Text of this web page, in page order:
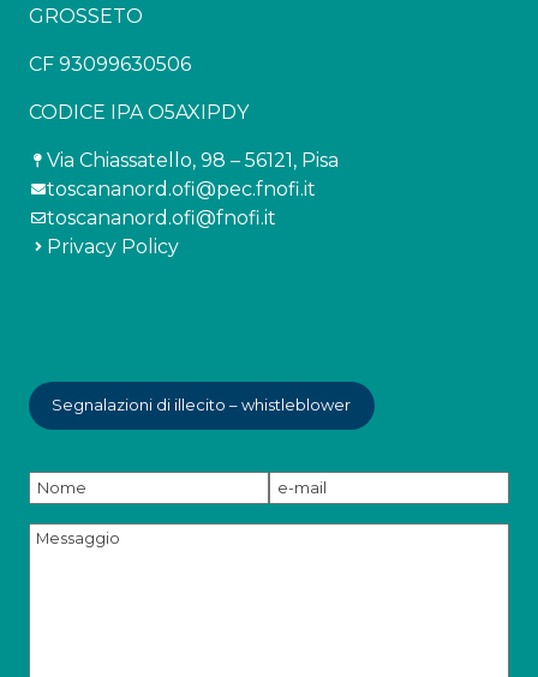
GROSSETO
CF 93099630506
CODICE IPA O5AXIPDY
Via Chiassatello, 98 – 56121, Pisa
toscananord.ofi@pec.fnofi.it
toscananord.ofi@fnofi.it
Privacy Policy
Segnalazioni di illecito – whistleblower